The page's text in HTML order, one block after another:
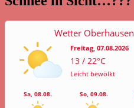
Wetter Oberhausen
Freitag, 07.08.2026
13 / 22°C
Leicht bewölkt
Sa, 08.08. So, 09.08.